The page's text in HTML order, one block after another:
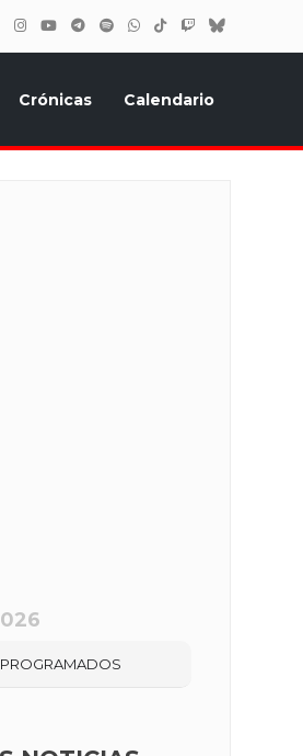
Crónicas Calendario